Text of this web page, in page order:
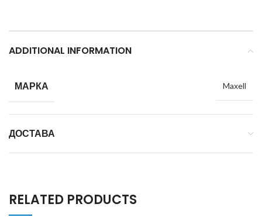
ADDITIONAL INFORMATION
МАРКА Maxell
ДОСТАВА
RELATED PRODUCTS